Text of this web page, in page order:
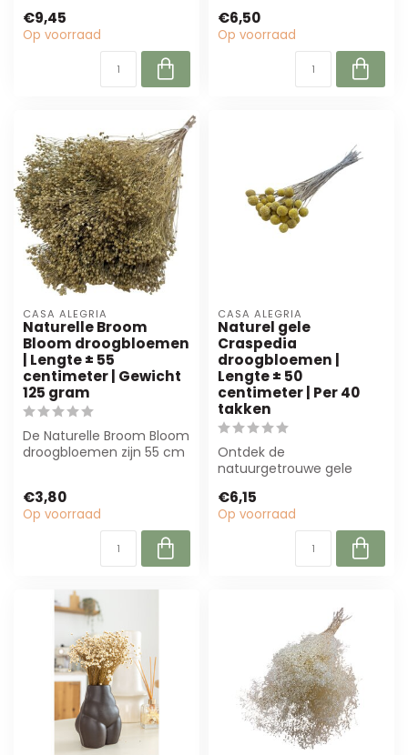
Duurzaam e...
€9,45
Op voorraad
€6,50
Op voorraad
CASA ALEGRIA
Naturelle Broom
Bloom droogbloemen
| Lengte ± 55
centimeter | Gewicht
125 gram
De Naturelle Broom Bloom
droogbloemen zijn 55 cm
€3,80
Op voorraad
CASA ALEGRIA
Naturel gele
Craspedia
droogbloemen |
Lengte ± 50
centimeter | Per 40
takken
Ontdek de
natuurgetrouwe gele
van Casa Alegria. Perfect
v...
€6,15
Op voorraad